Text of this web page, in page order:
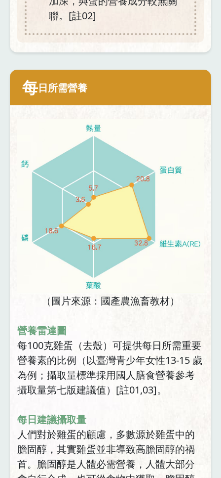
聯。[註02]
每日所需營養
（圖片來源：國產農漁畜教材）
營養雷達圖
每100克雞蛋（去殼）可提供每日所需重要
營養素的比例（以臺灣青少年女性13-15 歲
為例；攝取量標準採用國人膳食營養參考
攝取量第七版建議值）[註01,03]。
每日建議攝取量
人們對於雞蛋的顧慮，多數源於雞蛋中的
膽固醇，其實雞蛋並非導致高膽固醇的禍
首。膽固醇是人體必需營養，人體大部分